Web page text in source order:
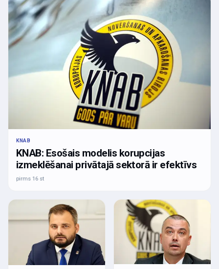
KNAB
KNAB: Esošais modelis korupcijas
izmeklēšanai privātajā sektorā ir efektīvs
pirms 16 st